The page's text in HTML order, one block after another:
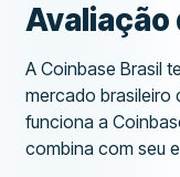
Avaliação
A Coinbase Brasil
mercado brasileiro
funciona a
combina com seu